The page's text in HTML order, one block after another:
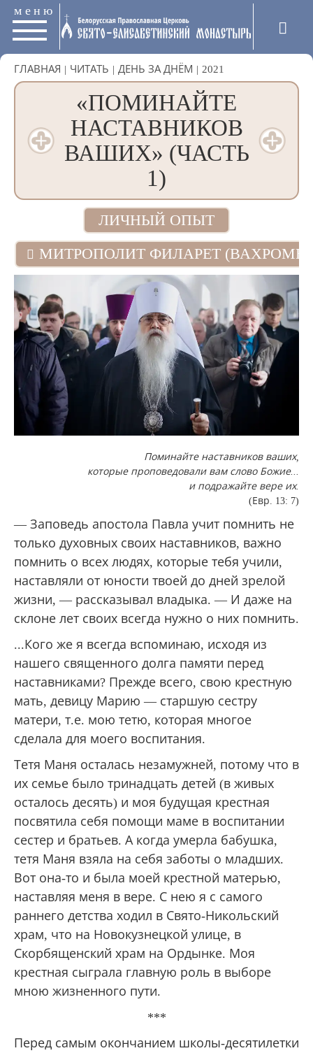
меню
ГЛАВНАЯ | ЧИТАТЬ | ДЕНЬ ЗА ДНЁМ | 2021
«ПОМИНАЙТЕ
НАСТАВНИКОВ
ВАШИХ» (ЧАСТЬ
1)
ЛИЧНЫЙ ОПЫТ
МИТРОПОЛИТ ФИЛАРЕТ
Поминайте наставников ваших,
которые проповедовали вам слово Божие...
и подражайте вере их.
(Евр. 13: 7)
— Заповедь апостола Павла учит помнить не
только духовных своих наставников, важно
помнить о всех людях, которые тебя учили,
наставляли от юности твоей до дней зрелой
жизни, — рассказывал владыка. — И даже на
склоне лет своих всегда нужно о них помнить.
...Кого же я всегда вспоминаю, исходя из
нашего священного долга памяти перед
наставниками? Прежде всего, свою крестную
мать, девицу Марию — старшую сестру
матери, т.е. мою тетю, которая многое
сделала для моего воспитания.
Тетя Маня осталась незамужней, потому что в
их семье было тринадцать детей (в живых
осталось десять) и моя будущая крестная
посвятила себя помощи маме в воспитании
сестер и братьев. А когда умерла бабушка,
тетя Маня взяла на себя заботы о младших.
Вот она-то и была моей крестной матерью,
наставляя меня в вере. С нею я с самого
раннего детства ходил в Свято-Никольский
храм, что на Новокузнецкой улице, в
Скорбященский храм на Ордынке. Моя
крестная сыграла главную роль в выборе
мною жизненного пути.
***
Перед самым окончанием школы-десятилетки